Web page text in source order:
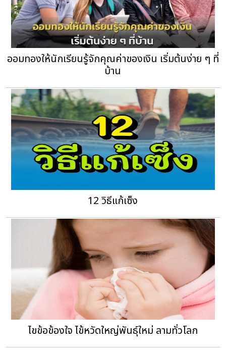
ออมทองให้นักเรียนรู้จักคุณค่าของเงิน เริ่มต้นง่าย ๆ ที่
บ้าน
12 วิธีแก้เซ็ง
ไขข้อข้องใจ ไข้หวัดใหญ่พันธุ์ใหม่ ลามทั่วโลก